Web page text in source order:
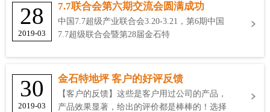
28
2019-03
7.7联合会第六期交流会圆满成功
中国7.7超级产业联合会3.20-3.21，第6期中国
7.7超级联合会暨第28届金石特
30
2019-03
金石特地坪 客户的好评反馈
【客户的反馈】这些是客户用过公司的产品，
产品效果显著，给出的评价都是棒棒的！选择